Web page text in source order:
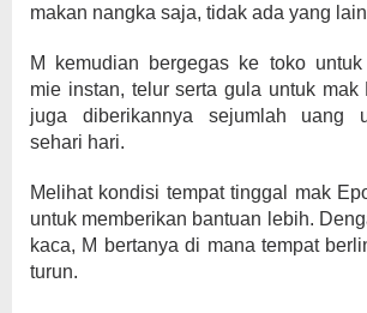
makan nangka saja, tidak ada yang
M kemudian bergegas ke toko
mie instan, telur serta gula untuk mak
juga diberikannya sejumlah uang
sehari hari.
Melihat kondisi tempat tinggal mak
untuk memberikan bantuan lebih.
kaca, M bertanya di mana tempat
turun.